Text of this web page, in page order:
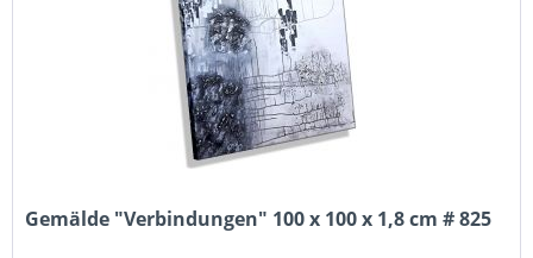
Gemälde "Verbindungen" 100 x 100 x 1,8 cm # 825